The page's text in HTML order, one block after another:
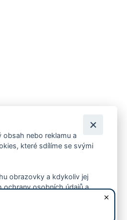
sportovní akce?
nebo reklamu a
které sdílíme se svými
obrazovky a kdykoliv jej
ochrany osobních údajů a